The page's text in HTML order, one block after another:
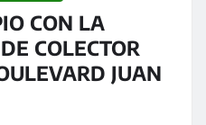
CON LA
COLECTOR
JUAN